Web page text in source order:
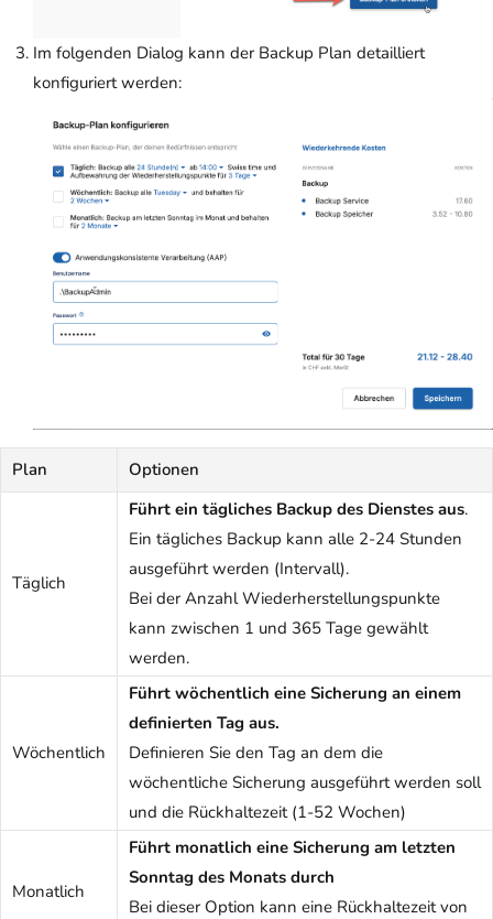
Im folgenden Dialog kann der Backup Plan detailliert
konfiguriert werden:
Plan Optionen
Täglich
Führt ein tägliches Backup des Dienstes aus.
Ein tägliches Backup kann alle 2-24 Stunden
ausgeführt werden (Intervall).
Bei der Anzahl Wiederherstellungspunkte
kann zwischen 1 und 365 Tage gewählt
werden.
Wöchentlich
Führt wöchentlich eine Sicherung an einem
definierten Tag aus.
Definieren Sie den Tag an dem die
wöchentliche Sicherung ausgeführt werden soll
und die Rückhaltezeit (1-52 Wochen)
Monatlich
Führt monatlich eine Sicherung am letzten
Sonntag des Monats durch
Bei dieser Option kann eine Rückhaltezeit von